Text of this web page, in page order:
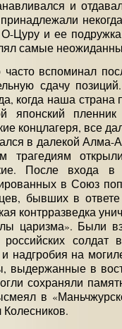
и
Цуру и ее
самые
часто вспоминал
сдачу
когда наша
японский
концлагеря, все
в далекой Алма-
трагедиям
После входа
в Союз
бывших в
контрразведка
царизма». Были
российских солдат
и надгробия на
выдержанные в
сохраняли
в